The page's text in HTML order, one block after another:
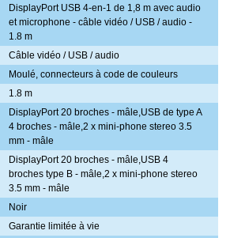
DisplayPort USB 4-en-1 de 1,8 m avec audio
et microphone - câble vidéo / USB / audio -
1.8 m
Câble vidéo / USB / audio
Moulé, connecteurs à code de couleurs
1.8 m
DisplayPort 20 broches - mâle,USB de type A
4 broches - mâle,2 x mini-phone stereo 3.5
mm - mâle
DisplayPort 20 broches - mâle,USB 4
broches type B - mâle,2 x mini-phone stereo
3.5 mm - mâle
Noir
Garantie limitée à vie